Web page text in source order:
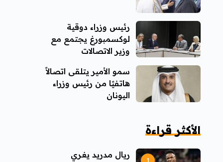
رئيس وزراء دوقية
لوكسمبورغ يجتمع مع
وزير الاتصالات
سمو الأمير يتلقى اتصالاً
هاتفيًا من رئيس وزراء
اليونان
الأكثر قراءة
ريال مدريد يغري